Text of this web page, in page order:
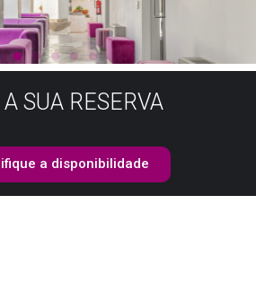
A SUA RESERVA
a disponibilidade